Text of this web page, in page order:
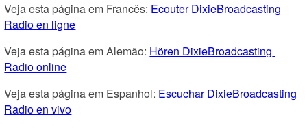
Veja esta página em Francês: Ecouter DixieBroadcasting
Radio en ligne
Veja esta página em Alemão: Hören DixieBroadcasting
Radio online
Veja esta página em Espanhol: Escuchar DixieBroadcasting
Radio en vivo